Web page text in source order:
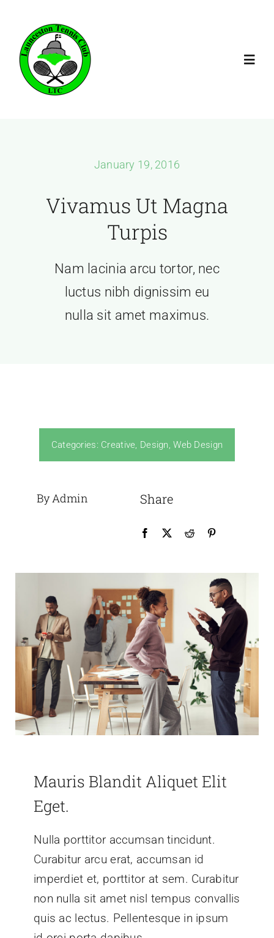
content
January 19, 2016
Vivamus Ut Magna
Turpis
Nam lacinia arcu tortor, nec
luctus nibh dignissim eu
nulla sit amet maximus.
Categories: Creative, Design,Web Design
By Admin Share
Mauris Blandit Aliquet Elit
Eget.
Nulla porttitor accumsan tincidunt.
Curabitur arcu erat, accumsan id
imperdiet et, porttitor at sem. Curabitur
non nulla sit amet nisl tempus convallis
quis ac lectus. Pellentesque in ipsum